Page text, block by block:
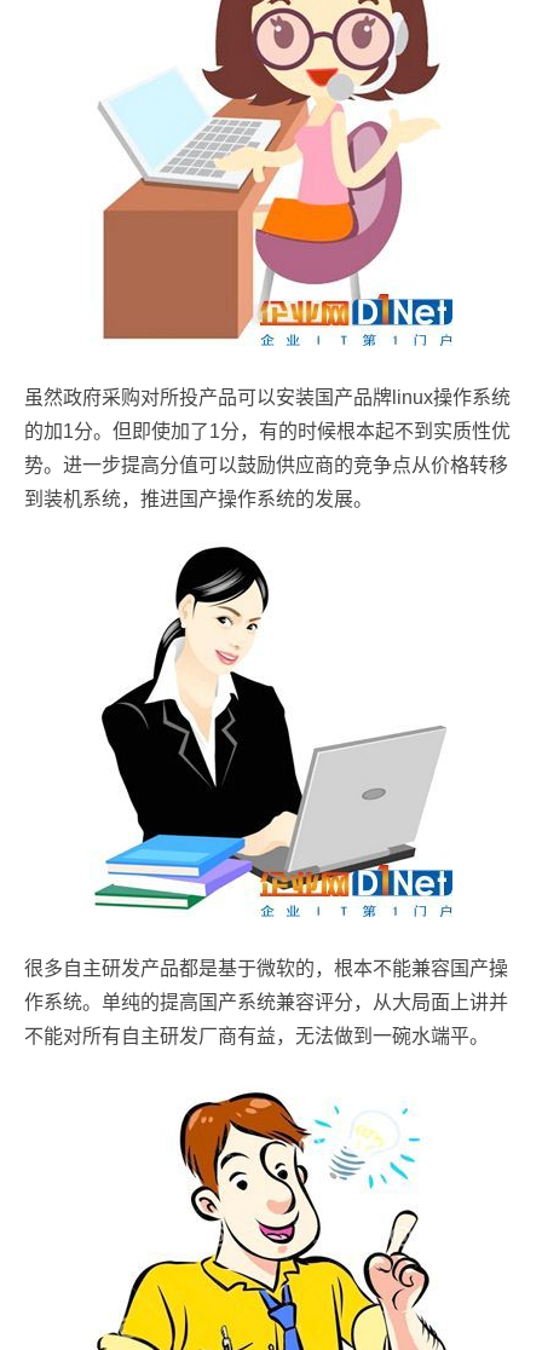
虽然政府采购对所投产品可以安装国产品牌linux操作系统
的加1分。但即使加了1分，有的时候根本起不到实质性优
势。进一步提高分值可以鼓励供应商的竞争点从价格转移
到装机系统，推进国产操作系统的发展。
很多自主研发产品都是基于微软的，根本不能兼容国产操
作系统。单纯的提高国产系统兼容评分，从大局面上讲并
不能对所有自主研发厂商有益，无法做到一碗水端平。